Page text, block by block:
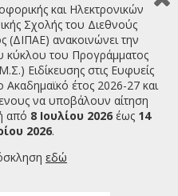
για την εισαγωγή
Διαδικτύου
και Ηλεκτρονικών
Σχολής του Διεθνούς
(ΔΙΠΑΕ) ανακοινώνει την
κύκλου του Προγράμματος
Ειδίκευσης στις Ευφυείς
Ακαδημαϊκό έτος 2026-27 και
να υποβάλουν αίτηση
από 8 Ιουλίου 2026 έως 14
2026.
εδώ